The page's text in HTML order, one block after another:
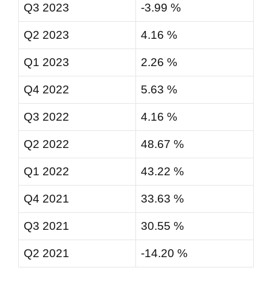
Q3 2023 -3.99 %
Q2 2023 4.16 %
Q1 2023 2.26 %
Q4 2022 5.63 %
Q3 2022 4.16 %
Q2 2022 48.67 %
Q1 2022 43.22 %
Q4 2021 33.63 %
Q3 2021 30.55 %
Q2 2021 -14.20 %